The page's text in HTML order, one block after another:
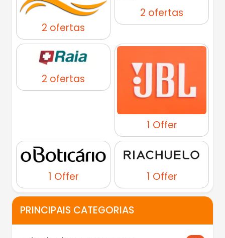
2 ofertas
2 ofertas
2 ofertas
1 Offer
1 Offer 1 Offer
PRINCIPAIS CATEGORIAS